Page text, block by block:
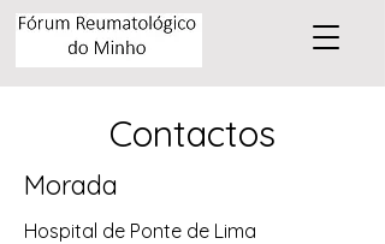
Contactos
Morada
Hospital de Ponte de Lima